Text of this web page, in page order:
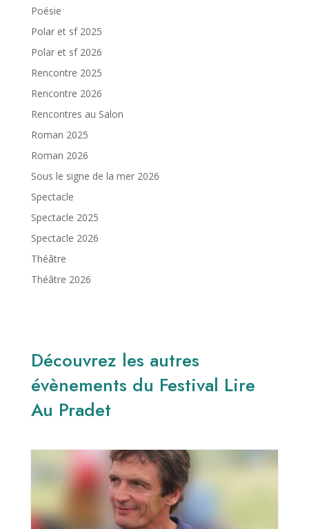
Poésie
Polar et sf 2025
Polar et sf 2026
Rencontre 2025
Rencontre 2026
Rencontres au Salon
Roman 2025
Roman 2026
Sous le signe de la mer 2026
Spectacle
Spectacle 2025
Spectacle 2026
Théâtre
Théâtre 2026
Découvrez les autres
évènements du Festival Lire
Au Pradet